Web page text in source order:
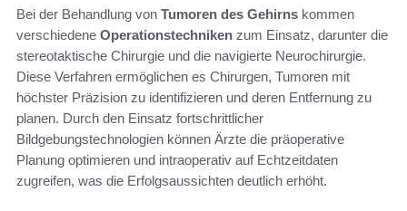
Bei der Behandlung von Tumoren des Gehirns kommen
verschiedene Operationstechniken zum Einsatz, darunter die
stereotaktische Chirurgie und die navigierte Neurochirurgie.
Diese Verfahren ermöglichen es Chirurgen, Tumoren mit
höchster Präzision zu identifizieren und deren Entfernung zu
planen. Durch den Einsatz fortschrittlicher
Bildgebungstechnologien können Ärzte die präoperative
Planung optimieren und intraoperativ auf Echtzeitdaten
zugreifen, was die Erfolgsaussichten deutlich erhöht.